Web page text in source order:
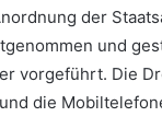
der
und
vorgeführt. Die
die